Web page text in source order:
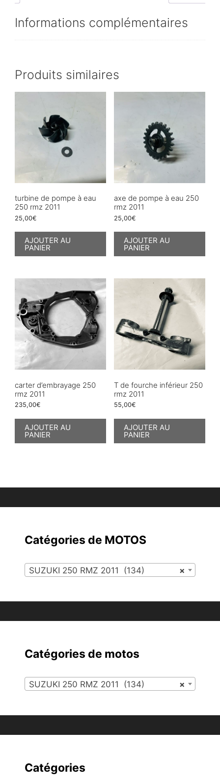
Informations complémentaires
Produits similaires
turbine de pompe à eau
250 rmz 2011
25,00€
AJOUTER AU
PANIER
axe de pompe à eau 250
rmz 2011
25,00€
AJOUTER AU
PANIER
carter d’embrayage 250
rmz 2011
235,00€
AJOUTER AU
PANIER
T de fourche inférieur 250
rmz 2011
55,00€
AJOUTER AU
PANIER
Catégories de MOTOS
×
SUZUKI 250 RMZ 2011 (134)
Catégories de motos
×
SUZUKI 250 RMZ 2011 (134)
Catégories